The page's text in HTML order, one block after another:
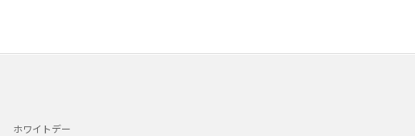
ホワイトデー